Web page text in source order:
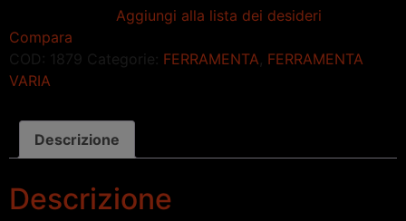
Aggiungi alla lista dei desideri
Compara
COD: 1879 Categorie: FERRAMENTA FERRAMENTA
VARIA
Descrizione
Descrizione